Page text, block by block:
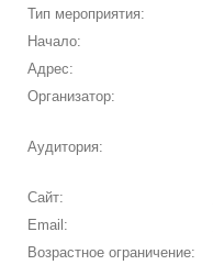
Тип мероприятия:
Начало:
Адрес:
Организатор:
Аудитория:
Сайт:
Email:
Возрастное ограничение: